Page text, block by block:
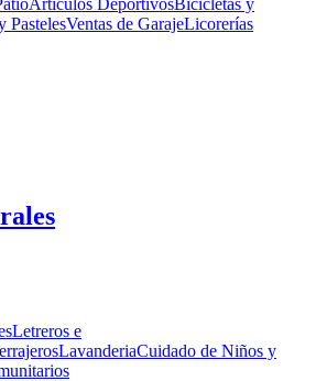
PastelesVentas de GarajeLicorerías
Letreros e
LavanderiaCuidado de Niños y